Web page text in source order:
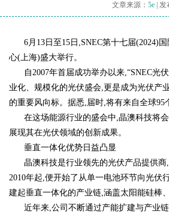
文章来源： 5e| 发
6月13日至15日,SNEC第十七届(2024)
心(上海)盛大举行。
自2007年首届成功举办以来,“SNEC光
业化、规模化的光伏盛会,更是成为光伏产
的重要风向标。据悉,届时,将有来自全球95
在这场能源行业的盛会中,晶澳科技将
展现其在光伏领域的创新成果。
垂直一体化优势日益凸显
晶澳科技是行业领先的光伏产品提供
2010年起,便开始了从单一电池环节向光伏
建起垂直一体化的产业链,涵盖太阳能硅棒
近年来,公司不断通过产能扩建与产业